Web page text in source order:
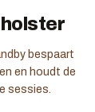
bespaart
en houdt de
sessies.